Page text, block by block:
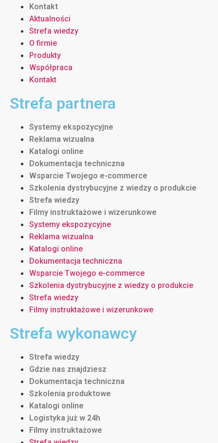
Kontakt
Aktualności
Strefa wiedzy
O firmie
Produkty
Współpraca
Kontakt
Strefa partnera
Systemy ekspozycyjne
Reklama wizualna
Katalogi online
Dokumentacja techniczna
Wsparcie Twojego e-commerce
Szkolenia dystrybucyjne z wiedzy o produkcie
Strefa wiedzy
Filmy instruktażowe i wizerunkowe
Systemy ekspozycyjne
Reklama wizualna
Katalogi online
Dokumentacja techniczna
Wsparcie Twojego e-commerce
Szkolenia dystrybucyjne z wiedzy o produkcie
Strefa wiedzy
Filmy instruktażowe i wizerunkowe
Strefa wykonawcy
Strefa wiedzy
Gdzie nas znajdziesz
Dokumentacja techniczna
Szkolenia produktowe
Katalogi online
Logistyka już w 24h
Filmy instruktażowe